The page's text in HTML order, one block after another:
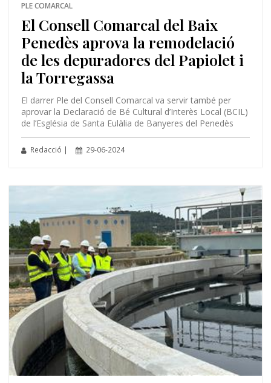
PLE COMARCAL
El Consell Comarcal del Baix
Penedès aprova la remodelació
de les depuradores del Papiolet i
la Torregassa
El darrer Ple del Consell Comarcal va servir també per
aprovar la Declaració de Bé Cultural d’Interès Local (BCIL)
de l’Església de Santa Eulàlia de Banyeres del Penedès
Redacció | 29-06-2024